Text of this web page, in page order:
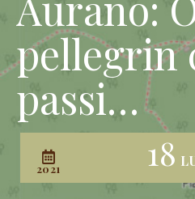
pellegrin
passi…
2021 18